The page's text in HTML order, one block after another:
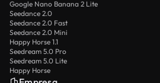
Google Nano Banana 2 Lite
Seedance 2.0
Seedance 2.0 Fast
Seedance 2.0 Mini
Happy Horse 1.1
Seedream 5.0 Pro
Seedream 5.0 Lite
Happy Horse